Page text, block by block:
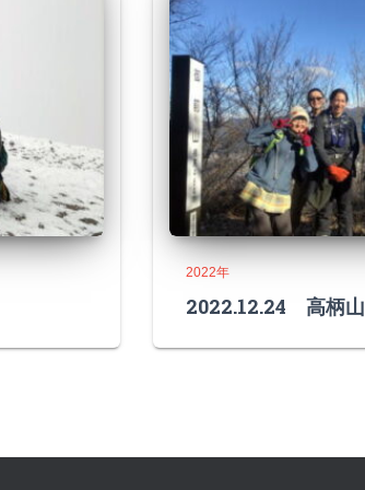
2022年
2022.12.24 高柄山